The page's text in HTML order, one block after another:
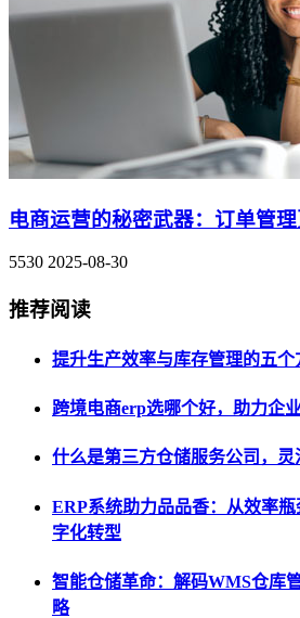
电商运营的秘密武器：订单管
5530 2025-08-30
推荐阅读
提升生产效率与库存管理的五
跨境电商erp选哪个好，助力企
什么是第三方仓储服务公司，
ERP系统助力品品香：从效率
字化转型
智能仓储革命：解码WMS仓库
略